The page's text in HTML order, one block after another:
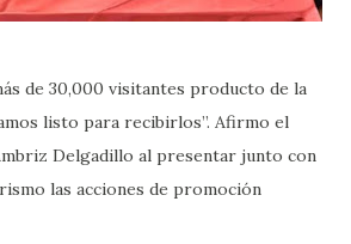
de 30,000 visitantes producto de la
listo para recibirlos”. Afirmo el
Delgadillo al presentar junto con
las acciones de promoción